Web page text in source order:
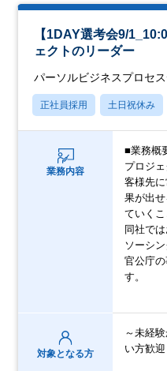
【1DAY選考会9/
ェクトのリーダー
パーソルビジネスプロセ
正社員採用 土日祝休み
業務内容
■業務概
プロジ
客様先
果が出
ていくこ
同社で
ソーシ
官公庁
す。
対象となる方
～未経
い方歓迎